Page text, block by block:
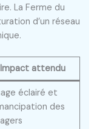
La Ferme du
d’un réseau
Impact attendu
éclairé et
des